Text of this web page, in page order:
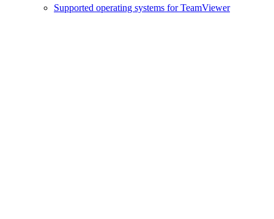
Supported operating systems for TeamViewer